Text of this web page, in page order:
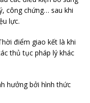
công chứng… sau khi
lực.
điểm giao kết là khi
thủ tục pháp lý khác
hưởng bởi hình thức